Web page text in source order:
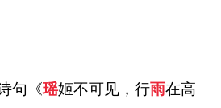
句《瑶姬不可见，行雨在高